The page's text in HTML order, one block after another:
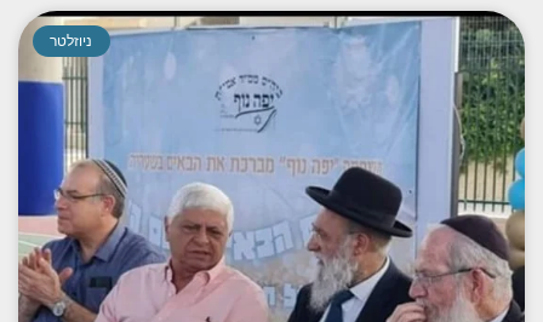
ניוזלטר